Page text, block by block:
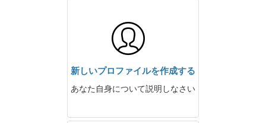
新しいプロファイルを作成する
あなた自身について説明しなさい